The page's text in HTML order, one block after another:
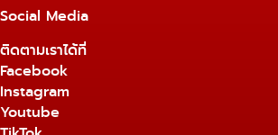
Social Media
ติดตามเราได้ที่
Facebook
Instagram
Youtube